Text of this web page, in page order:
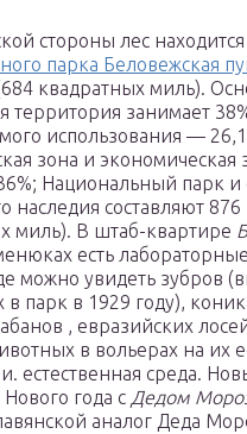
стороны лес
парка Беловежская
квадратных миль).
территория занимает
использования —
зона и экономическая
Национальный парк и
наследия составляют
миль). В штаб-квартире
есть
можно увидеть зубров
парк в 1929 году),
, евразийских
в вольерах на их
естественная среда.
года с Дедом
аналог Деда